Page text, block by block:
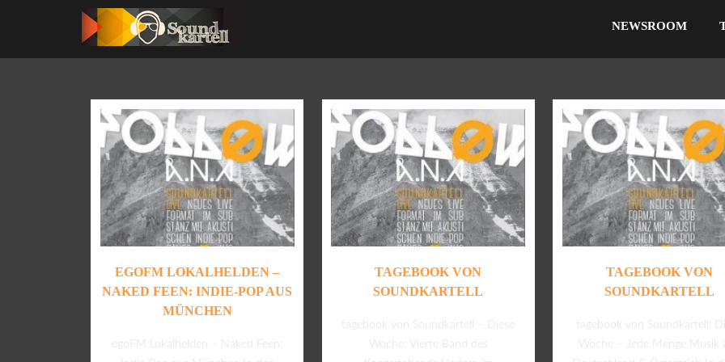
NEWSROOM
EGOFM LOKALHELDEN –
NAKED FEEN: INDIE-POP AUS
MÜNCHEN
egoFM Lokalhelden – Naked Feen:
TAGEBOOK VON
SOUNDKARTELL
tagebook von Soundkartell – Diese
Woche: Vierte Band des
TAGEBOOK VON
SOUNDKARTELL
tagebook von Soundkartell:
Woche – Jede Menge Musik